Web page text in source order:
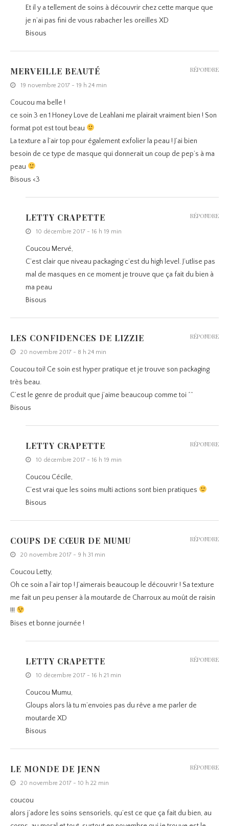
Et il y a tellement de soins à découvrir chez cette marque que
je n’ai pas fini de vous rabacher les oreilles XD
Bisous
MERVEILLE BEAUTÉ
19 novembre 2017 - 19 h 24 min
Coucou ma belle !
ce soin 3 en 1 Honey Love de Leahlani me plairait vraiment bien ! Son
format pot est tout beau
La texture a l’air top pour également exfolier la peau ! J’ai bien
besoin de ce type de masque qui donnerait un coup de pep’s à ma
peau
Bisous <3
RÉPONDRE
LETTY CRAPETTE
10 décembre 2017 - 16 h 19 min
Coucou Mervé,
C’est clair que niveau packaging c’est du high level. J’utlise pas
mal de masques en ce moment je trouve que ça fait du bien à
ma peau
Bisous
RÉPONDRE
LES CONFIDENCES DE LIZZIE
20 novembre 2017 - 8 h 24 min
Coucou toi! Ce soin est hyper pratique et je trouve son packaging
très beau.
C’est le genre de produit que j’aime beaucoup comme toi ^^
Bisous
RÉPONDRE
LETTY CRAPETTE
10 décembre 2017 - 16 h 19 min
Coucou Cécile,
C’est vrai que les soins multi actions sont bien pratiques
Bisous
RÉPONDRE
COUPS DE CŒUR DE MUMU
20 novembre 2017 - 9 h 31 min
Coucou Letty,
Oh ce soin a l’air top ! J’aimerais beaucoup le découvrir ! Sa texture
me fait un peu penser à la moutarde de Charroux au moût de raisin
!!!
Bises et bonne journée !
RÉPONDRE
LETTY CRAPETTE
10 décembre 2017 - 16 h 21 min
Coucou Mumu,
Gloups alors là tu m’envoies pas du rêve a me parler de
moutarde XD
Bisous
RÉPONDRE
LE MONDE DE JENN
20 novembre 2017 - 10 h 22 min
coucou
alors j’adore les soins sensoriels, qu’est ce que ça fait du bien, au
RÉPONDRE